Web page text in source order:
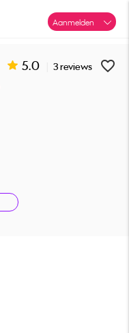
Aanmelden
5.0 3 reviews favorite_border